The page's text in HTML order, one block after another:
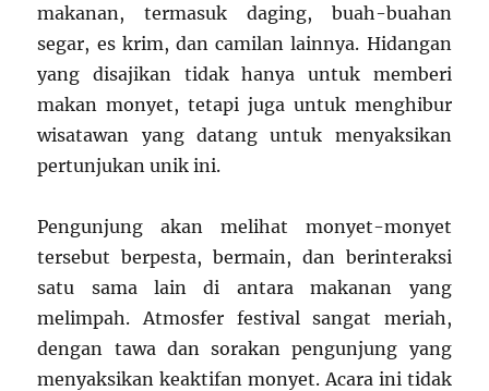
makanan, termasuk daging, buah-buahan
segar, es krim, dan camilan lainnya. Hidangan
yang disajikan tidak hanya untuk memberi
makan monyet, tetapi juga untuk menghibur
wisatawan yang datang untuk menyaksikan
pertunjukan unik ini.
Pengunjung akan melihat monyet-monyet
tersebut berpesta, bermain, dan berinteraksi
satu sama lain di antara makanan yang
melimpah. Atmosfer festival sangat meriah,
dengan tawa dan sorakan pengunjung yang
menyaksikan keaktifan monyet. Acara ini tidak